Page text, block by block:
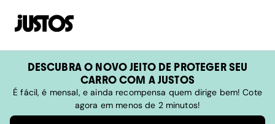
DESCUBRA O NOVO JEITO DE PROTEGER SEU
CARRO COM A JUSTOS
É fácil, é mensal, e ainda recompensa quem dirige bem! Cote
agora em menos de 2 minutos!